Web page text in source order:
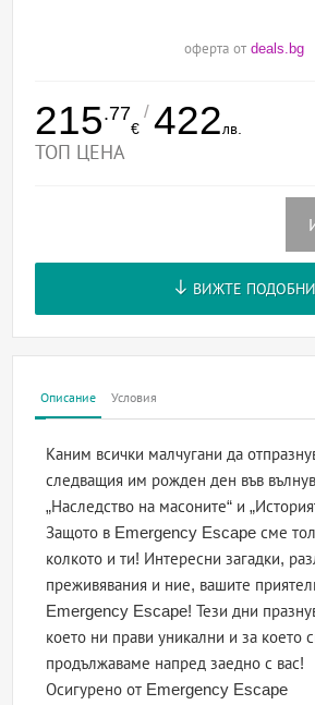
оферта от deals.bg
215.77
€
/ 422лв.
ТОП ЦЕНА
ВИЖТЕ ПОДОБНИ
Описание Условия
Каним всички малчугани да
следващия им рожден ден във
„Наследство на масоните“ и
Защото в Emergency Escape сме
колкото и ти! Интересни загадки,
преживявания и ние, вашите
Emergency Escape! Тези дни
което ни прави уникални и за което
продължаваме напред заедно с вас!
Осигурено от Emergency Escape